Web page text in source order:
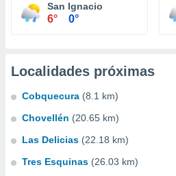
San Ignacio
6° 0°
Localidades próximas
Cobquecura (8.1 km)
Chovellén (20.65 km)
Las Delicias (22.18 km)
Tres Esquinas (26.03 km)